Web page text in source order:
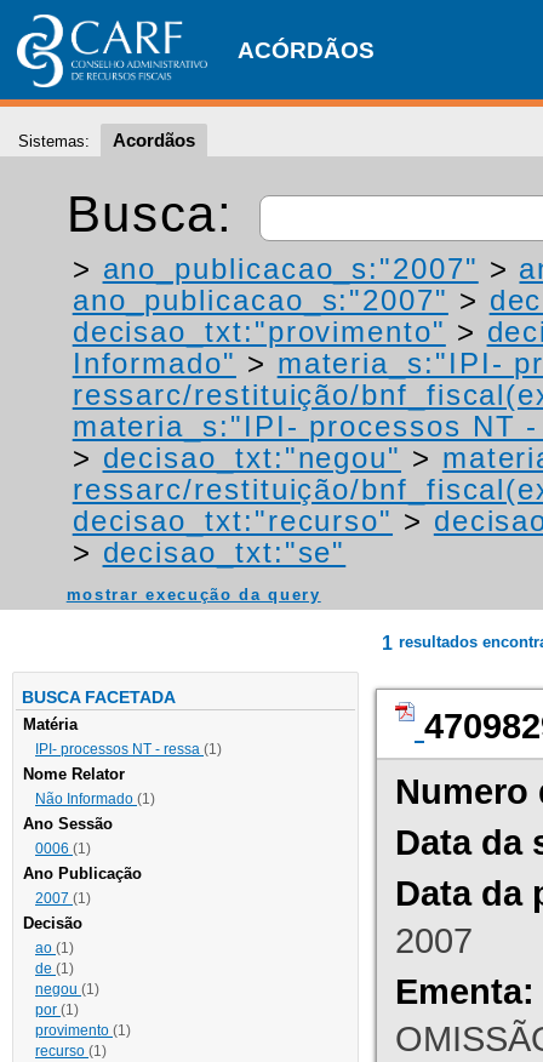
ACÓRDÃOS
Sistemas: Acordãos
Busca:
> ano_publicacao_s:"2007" >
ano_publicacao_s:"2007" >
decisao_txt:"provimento" >
Informado" > materia_s:"IPI-
ressarc/restituição/
materia_s:"IPI- processos NT
> decisao_txt:"negou" >
ressarc/restituição/
decisao_txt:"recurso" >
> decisao_txt:"se"
mostrar execução da query
BUSCA FACETADA
Matéria
IPI- processos NT - ressa (1)
Nome Relator
Não Informado (1)
Ano Sessão
0006 (1)
Ano Publicação
2007 (1)
Decisão
ao (1)
de (1)
negou (1)
por (1)
provimento (1)
recurso (1)
1 resultados
Numero
Data da
Data da
2007
Ementa: